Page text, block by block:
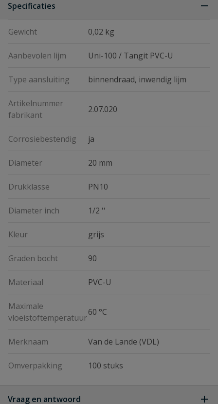
Specificaties
Gewicht 0,02 kg
Aanbevolen lijm Uni-100 / Tangit PVC-U
Type aansluiting binnendraad, inwendig lijm
Artikelnummer
fabrikant
2.07.020
Corrosiebestendig ja
Diameter 20 mm
Drukklasse PN10
Diameter inch 1/2 ''
Kleur grijs
Graden bocht 90
Materiaal PVC-U
Maximale
vloeistoftemperatuur
60 °C
Merknaam Van de Lande (VDL)
Omverpakking 100 stuks
Vraag en antwoord